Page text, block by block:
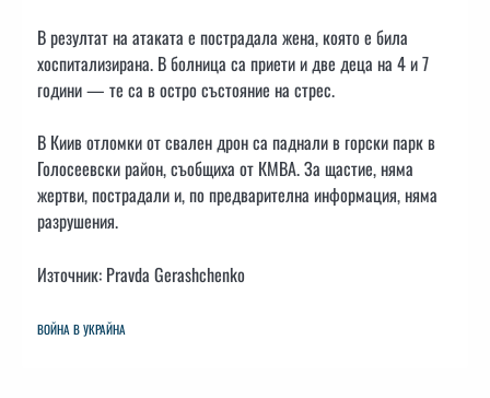
В резултат на атаката е пострадала жена, която е била
хоспитализирана. В болница са приети и две деца на 4 и 7
години — те са в остро състояние на стрес.
В Киив отломки от свален дрон са паднали в горски парк в
Голосеевски район, съобщиха от КМВА. За щастие, няма
жертви, пострадали и, по предварителна информация, няма
разрушения.
Източник: Pravda Gerashchenko
ВОЙНА В УКРАЙНА